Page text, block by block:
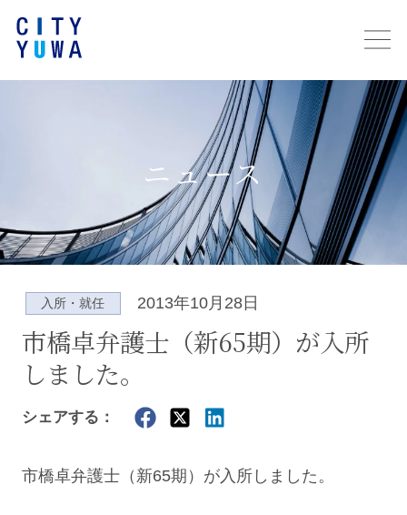
ニュース
入所・就任 2013年10月28日
市橋卓弁護士（新65期）が入所
しました。
シェアする：
市橋卓弁護士（新65期）が入所しました。